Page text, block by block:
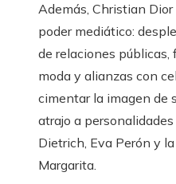
Además, Christian
poder mediático:
de relaciones públicas,
moda y alianzas con
cimentar la imagen de
atrajo a
Dietrich, Eva Perón y
Margarita.